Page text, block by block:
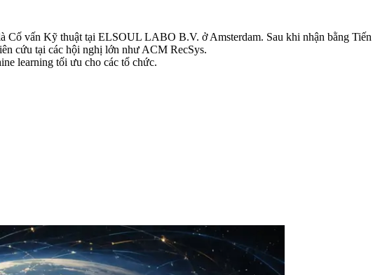
Cố vấn Kỹ thuật tại ELSOUL LABO B.V. ở Amsterdam. Sau khi nhận bằng Tiến
cứu tại các hội nghị lớn như ACM RecSys.
learning tối ưu cho các tổ chức.